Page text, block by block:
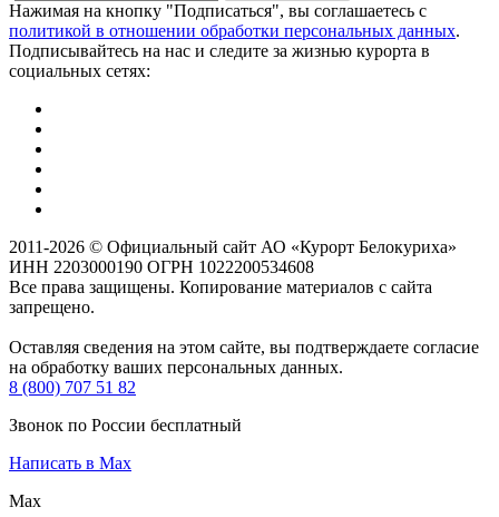
Нажимая на кнопку "Подписаться", вы соглашаетесь с
политикой в отношении обработки персональных данных.
Подписывайтесь на нас и следите за жизнью курорта в
социальных сетях:
2011-2026 © Официальный сайт АО «Курорт Белокуриха»
ИНН 2203000190 ОГРН 1022200534608
Все права защищены. Копирование материалов с сайта
запрещено.
Оставляя сведения на этом сайте, вы подтверждаете согласие
на обработку ваших персональных данных.
8 (800) 707 51 82
Звонок по России бесплатный
Написать в Max
Max